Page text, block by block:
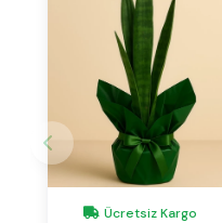
Ücretsiz Kargo